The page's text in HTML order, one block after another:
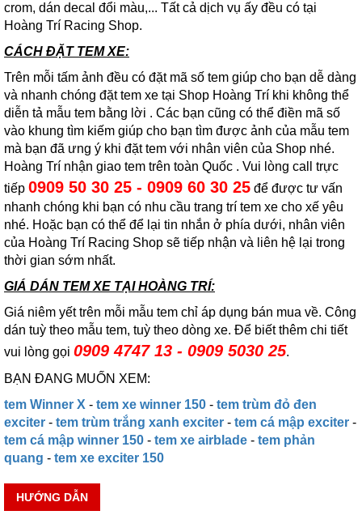
crom, dán decal đổi màu,... Tất cả dịch vụ ấy đều có tại
Hoàng Trí Racing Shop.
CÁCH ĐẶT TEM XE:
Trên mỗi tấm ảnh đều có đặt mã số tem giúp cho bạn dễ dàng
và nhanh chóng đặt tem xe tại Shop Hoàng Trí khi không thể
diễn tả mẫu tem bằng lời . Các bạn cũng có thể điền mã số
vào khung tìm kiếm giúp cho bạn tìm được ảnh của mẫu tem
mà bạn đã ưng ý khi đặt tem với nhân viên của Shop nhé.
Hoàng Trí nhận giao tem trên toàn Quốc . Vui lòng call trực
tiếp 0909 50 30 25 - 0909 60 30 25 để được tư vấn
nhanh chóng khi bạn có nhu cầu trang trí tem xe cho xế yêu
nhé. Hoặc bạn có thể để lại tin nhắn ở phía dưới, nhân viên
của Hoàng Trí Racing Shop sẽ tiếp nhận và liên hệ lại trong
thời gian sớm nhất.
GIÁ DÁN TEM XE TẠI HOÀNG TRÍ:
Giá niêm yết trên mỗi mẫu tem chỉ áp dụng bán mua về. Công
dán tuỳ theo mẫu tem, tuỳ theo dòng xe. Để biết thêm chi tiết
vui lòng gọi 0909 4747 13 - 0909 5030 25.
BẠN ĐANG MUỐN XEM:
tem Winner X - tem xe winner 150 - tem trùm đỏ đen
exciter - tem trùm trắng xanh exciter - tem cá mập exciter -
tem cá mập winner 150 - tem xe airblade - tem phản
quang - tem xe exciter 150
HƯỚNG DẪN